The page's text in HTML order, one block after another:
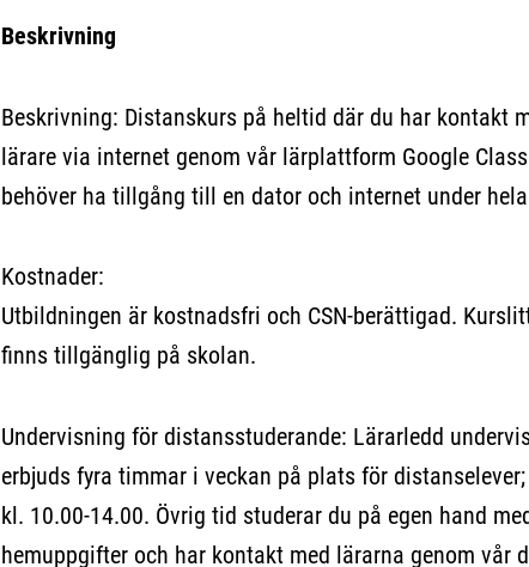
Beskrivning
Beskrivning: Distanskurs på heltid där du har kontakt
lärare via internet genom vår lärplattform Google
behöver ha tillgång till en dator och internet under
Kostnader:
Utbildningen är kostnadsfri och CSN-berättigad.
finns tillgänglig på skolan.
Undervisning för distansstuderande: Lärarledd
erbjuds fyra timmar i veckan på plats för
kl. 10.00-14.00. Övrig tid studerar du på egen hand
hemuppgifter och har kontakt med lärarna genom vår